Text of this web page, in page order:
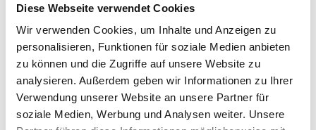
Diese Webseite verwendet Cookies
Wir verwenden Cookies, um Inhalte und Anzeigen zu
personalisieren, Funktionen für soziale Medien anbieten
zu können und die Zugriffe auf unsere Website zu
analysieren. Außerdem geben wir Informationen zu Ihrer
Verwendung unserer Website an unsere Partner für
soziale Medien, Werbung und Analysen weiter. Unsere
Smart Factory Society
Forschung und Lehre
Nachwuchsförderung
MPDV Whitepaper
Publikationen
Smart Factory Glossar
Unternehmen & Referenzen